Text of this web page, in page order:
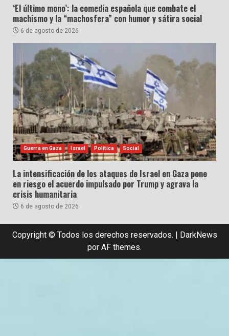
‘El último mono’: la comedia española que combate el
machismo y la “machosfera” con humor y sátira social
6 de agosto de 2026
Guerra en Gaza Israel Política Social
La intensificación de los ataques de Israel en Gaza pone
en riesgo el acuerdo impulsado por Trump y agrava la
crisis humanitaria
6 de agosto de 2026
Copyright © Todos los derechos reservados. | DarkNews
por AF themes.